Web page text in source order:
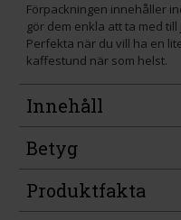
Förpackningen innehåller
gör dem enkla att ta med
Perfekta när du vill ha en
kaffestund när som helst.
Innehåll
Betyg
Produktfakta